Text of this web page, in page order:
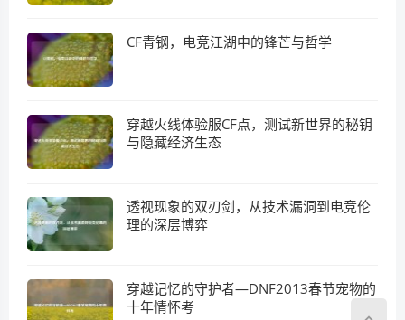
CF青钢，电竞江湖中的锋芒与哲学
穿越火线体验服CF点，测试新世界的秘钥
与隐藏经济生态
透视现象的双刃剑，从技术漏洞到电竞伦
理的深层博弈
穿越记忆的守护者—DNF2013春节宠物的
十年情怀考